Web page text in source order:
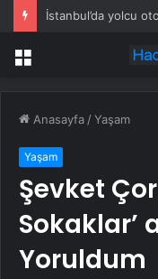
İstanbul’da yolcu
Menü
Anasayfa /Yaşam
Yaşam
Şevket
Sokaklar’
Yoruldum